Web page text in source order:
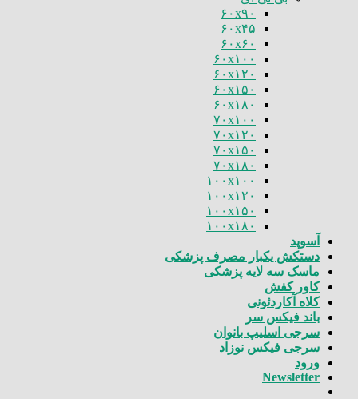
۶۰x۹۰
۶۰x۴۵
۶۰x۶۰
۶۰x۱۰۰
۶۰x۱۲۰
۶۰x۱۵۰
۶۰x۱۸۰
۷۰x۱۰۰
۷۰x۱۲۰
۷۰x۱۵۰
۷۰x۱۸۰
۱۰۰x۱۰۰
۱۰۰x۱۲۰
۱۰۰x۱۵۰
۱۰۰x۱۸۰
آسوپد
دستکش یکبار مصرف پزشکی
ماسک سه لایه پزشکی
کاور کفش
کلاه آکاردئونی
باند فیکس سر
سرجی اسلیپ بانوان
سرجی فیکس نوزاد
ورود
Newsletter